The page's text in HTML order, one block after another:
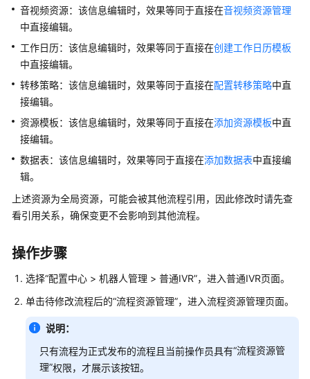
南
租
户
理
员
指
南
您
的
间
配
员
工
心
音视频资源：该信息编辑时，效果等同于直接在音视频资源管理
中直接编辑。
工作日历：该信息编辑时，效果等同于直接在创建工作日历模板
中直接编辑。
转移策略：该信息编辑时，效果等同于直接在配置转移策略中直
接编辑。
资源模板：该信息编辑时，效果等同于直接在添加资源模板中直
接编辑。
数据表：该信息编辑时，效果等同于直接在添加数据表中直接编
辑。
上述资源为全局资源，可能会被其他流程引用，因此修改时请先查
看引用关系，确保变更不会影响到其他流程。
操作步骤
选择“配置中心 > 机器人管理 > 普通IVR”，进入普通IVR页面。
单击待修改流程后的“流程资源管理”，进入流程资源管理页面。
说明：
只有流程为正式发布的流程且当前操作员具有“流程资源管
理”权限，才展示该按钮。